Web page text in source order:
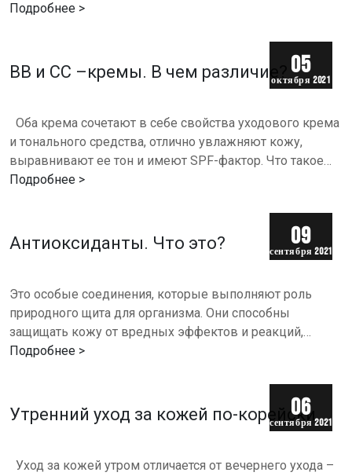
также присутствуют в нашем организме (волосы, кожа,
Подробнее >
05
октября 2021
ВВ и CC –кремы. В чем различие?
Оба крема сочетают в себе свойства уходового крема
и тонального средства, отлично увлажняют кожу,
выравнивают ее тон и имеют SPF-фактор. Что такое
ВВ-крем?ВВ (Blemish Balm) – в переводе «Бальзам от…
Подробнее >
09
сентября 2021
Антиоксиданты. Что это?
Это особые соединения, которые выполняют роль
природного щита для организма. Они способны
защищать кожу от вредных эффектов и реакций,
которые в ней протекают.⠀Основная функция
Подробнее >
06
сентября 2021
Утренний уход за кожей по-корейски
Уход за кожей утром отличается от вечернего ухода –